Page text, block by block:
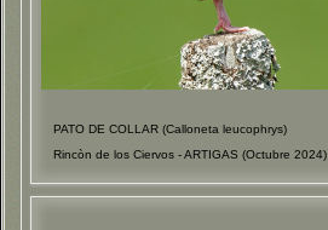
PATO DE COLLAR (Calloneta leucophrys)
Rincòn de los Ciervos - ARTIGAS (Octubre 2024)